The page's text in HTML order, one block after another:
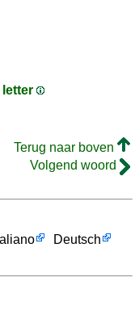
Terug naar boven
Volgend woord
Deutsch